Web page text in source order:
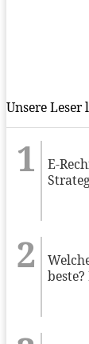
Unsere Leser
E-